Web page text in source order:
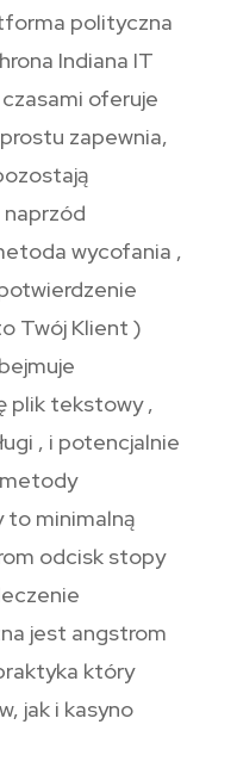
polityczna
Indiana IT
oferuje
zapewnia,
naprzód
wycofania ,
Twój Klient )
plik tekstowy ,
, i potencjalnie
to minimalną
odcisk stopy
jest angstrom
który
jak i kasyno